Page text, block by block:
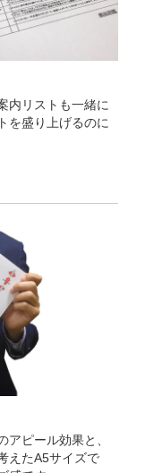
内リストも一緒に
を盛り上げるのに
アピール効果と、
えたA5サイズで